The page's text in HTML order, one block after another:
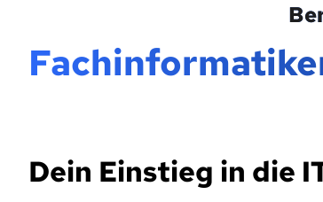
Dein Einstieg in die